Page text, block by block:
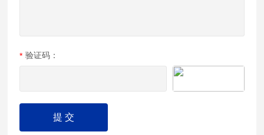
验证码：